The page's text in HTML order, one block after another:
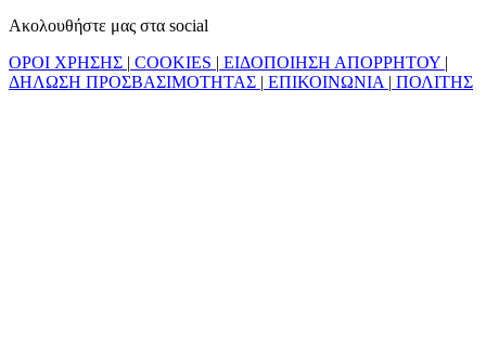
Ακολουθήστε μας στα social
ΟΡΟΙ ΧΡΗΣΗΣ | COOKIES | ΕΙΔΟΠΟΙΗΣΗ ΑΠΟΡΡΗΤΟΥ |
ΔΗΛΩΣΗ ΠΡΟΣΒΑΣΙΜΟΤΗΤΑΣ | ΕΠΙΚΟΙΝΩΝΙΑ | ΠΟΛΙΤΗΣ